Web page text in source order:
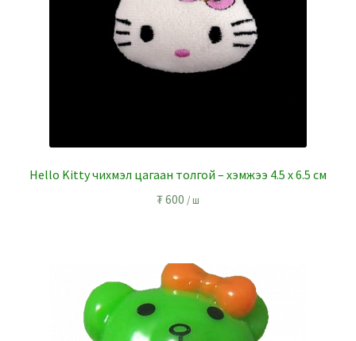
Hello Kitty чихмэл цагаан толгой – хэмжээ 4.5 x 6.5 см
₮600 / ш